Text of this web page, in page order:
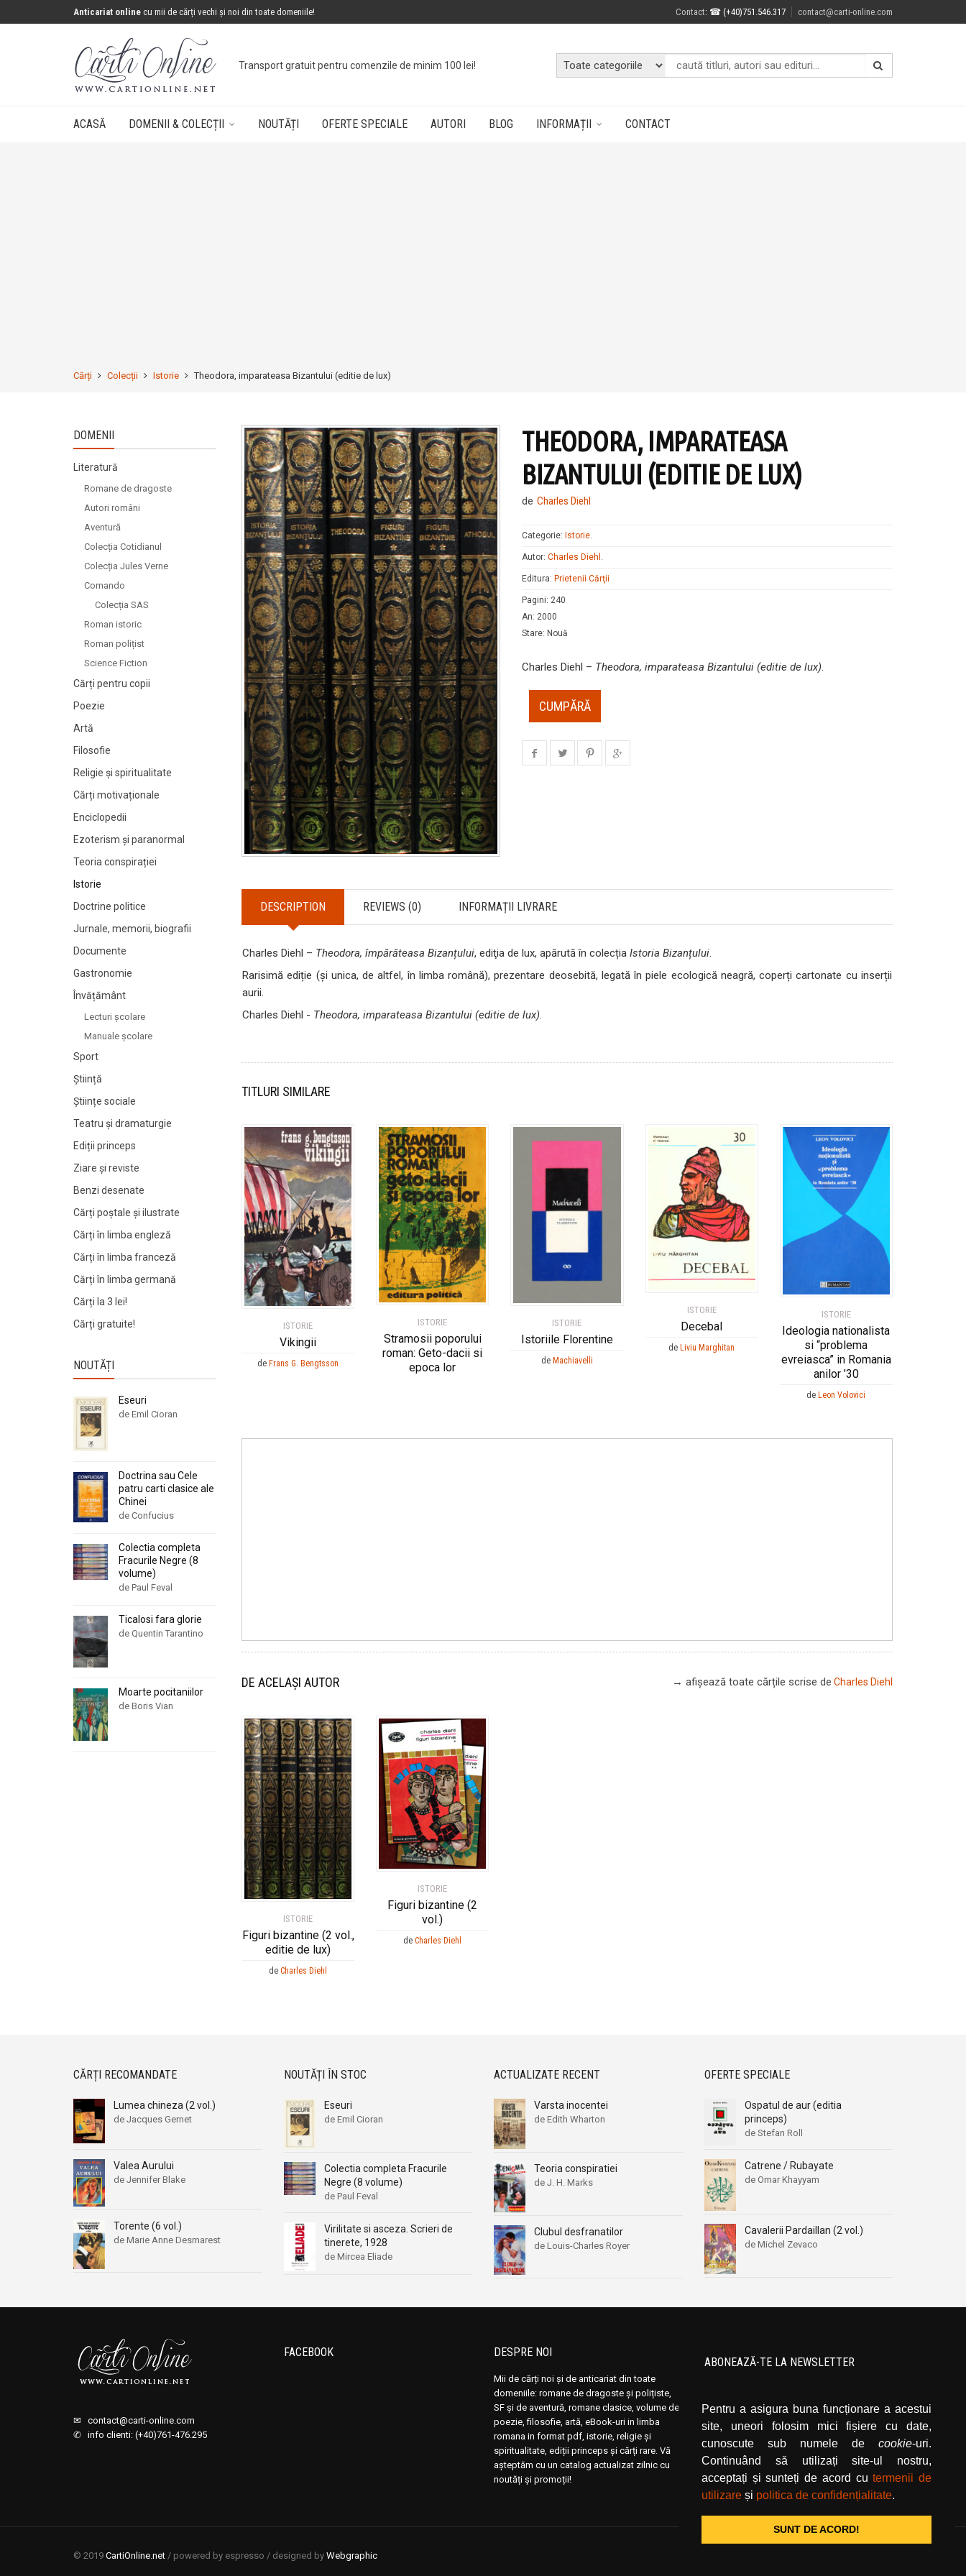
Pentru a asigura buna funcționare a acestui
site, uneori folosim mici fișiere cu date,
cunoscute sub numele de cookie-uri.
Continuând să utilizați site-ul nostru,
acceptați și sunteți de acord cutermenii de
utilizare și politica de confidențialitate.
SUNT DE ACORD!
Anticariat online cu mii de cărți vechi și noi din toate domeniile! Contact: ☎ (+40)751.546.317 contact@carti-online.com
Transport gratuit pentru comenzile de minim 100 lei!
ACASĂ DOMENII & COLECȚII NOUTĂȚI OFERTE SPECIALE AUTORI BLOG INFORMAȚII CONTACT
Cărți Colecții Istorie Theodora, imparateasa Bizantului (editie de lux)
THEODORA, IMPARATEASA
BIZANTULUI (EDITIE DE LUX)
de Charles Diehl
Categorie: Istorie.
Autor: Charles Diehl .
Editura: Prietenii Cărţii
Pagini: 240
An: 2000
Stare: Nouă
Charles Diehl – Theodora, imparateasa Bizantului (editie de lux).
CUMPĂRĂ
DESCRIPTION REVIEWS (0) INFORMAȚII LIVRARE
Charles Diehl – Theodora, împărăteasa Bizanțului, ediţia de lux, apărută în colecția Istoria Bizanțului.
Rarisimă ediție (și unica, de altfel, în limba română), prezentare deosebită, legată în piele ecologică neagră, coperți cartonate cu inserții
aurii.
Charles Diehl - Theodora, imparateasa Bizantului (editie de lux).
TITLURI SIMILARE
ISTORIE
Vikingii
de Frans G. Bengtsson
ISTORIE
Stramosii poporului
roman: Geto-dacii si
epoca lor
ISTORIE
Istoriile Florentine
de Machiavelli
ISTORIE
Decebal
deLiviu Marghitan
ISTORIE
Ideologia nationalista
si “problema
evreiasca” in Romania
anilor ’30
deLeon Volovici
DE ACELAȘI AUTOR → afișează toate cărțile scrise de Charles Diehl
ISTORIE
Figuri bizantine (2 vol.,
editie de lux)
deCharles Diehl
ISTORIE
Figuri bizantine (2
vol.)
deCharles Diehl
DOMENII
Literatură
Romane de dragoste
Autori români
Aventură
Colecția Cotidianul
Colecția Jules Verne
Comando
Colecția SAS
Roman istoric
Roman polițist
Science Fiction
Cărți pentru copii
Poezie
Artă
Filosofie
Religie și spiritualitate
Cărți motivaționale
Enciclopedii
Ezoterism și paranormal
Teoria conspirației
Istorie
Doctrine politice
Jurnale, memorii, biografii
Documente
Gastronomie
Învățământ
Lecturi şcolare
Manuale şcolare
Sport
Știință
Științe sociale
Teatru și dramaturgie
Ediții princeps
Ziare şi reviste
Benzi desenate
Cărți poștale și ilustrate
Cărți în limba engleză
Cărți în limba franceză
Cărți în limba germană
Cărți la 3 lei!
Cărți gratuite!
NOUTĂȚI
Eseuri
de Emil Cioran
Doctrina sau Cele
patru carti clasice ale
Chinei
de Confucius
Colectia completa
Fracurile Negre (8
volume)
de Paul Feval
Ticalosi fara glorie
de Quentin Tarantino
Moarte pocitaniilor
de Boris Vian
CĂRȚI RECOMANDATE
Lumea chineza (2 vol.)
de Jacques Gernet
Valea Aurului
de Jennifer Blake
Torente (6 vol.)
de Marie Anne Desmarest
NOUTĂȚI ÎN STOC
Eseuri
de Emil Cioran
Colectia completa Fracurile
Negre (8 volume)
de Paul Feval
Virilitate si asceza. Scrieri de
tinerete, 1928
de Mircea Eliade
ACTUALIZATE RECENT
Varsta inocentei
de Edith Wharton
Teoria conspiratiei
de J. H. Marks
Clubul desfranatilor
de Louis-Charles Royer
OFERTE SPECIALE
Ospatul de aur (editia
princeps)
de Stefan Roll
Catrene / Rubayate
de Omar Khayyam
Cavalerii Pardaillan (2 vol.)
de Michel Zevaco
✉ contact@carti-online.com
✆ info clienti: (+40)761-476.295
FACEBOOK DESPRE NOI
Mii de cărți noi și de anticariat din toate
domeniile: romane de dragoste și polițiste,
SF și de aventură, romane clasice, volume de
poezie, filosofie, artă, eBook-uri in limba
romana in format pdf, istorie, religie și
spiritualitate, ediții princeps și cărți rare. Vă
așteptăm cu un catalog actualizat zilnic cu
noutăți și promoții!
ABONEAZĂ-TE LA NEWSLETTER
pe butonul de abonare.
© 2019 CartiOnline.net / powered by espresso / designed by Webgraphic